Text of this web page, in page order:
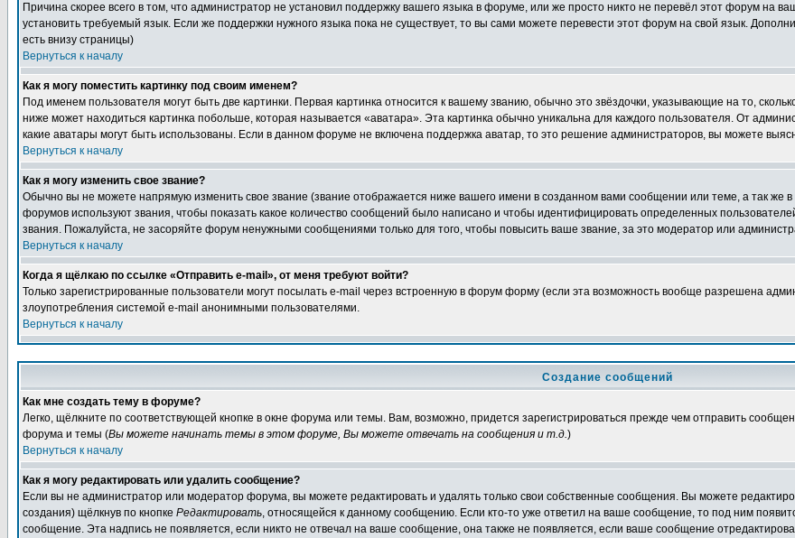
Причина скорее всего в том, что администратор не установил поддержку вашего языка в форуме, или же просто никто не перевёл этот форум на
установить требуемый язык. Если же поддержки нужного языка пока не существует, то вы сами можете перевести этот форум на свой язык.
есть внизу страницы)
Вернуться к началу
Как я могу поместить картинку под своим именем?
Под именем пользователя могут быть две картинки. Первая картинка относится к вашему званию, обычно это звёздочки, указывающие на то,
ниже может находиться картинка побольше, которая называется «аватара». Эта картинка обычно уникальна для каждого пользователя. От
какие аватары могут быть использованы. Если в данном форуме не включена поддержка аватар, то это решение администраторов, вы можете
Вернуться к началу
Как я могу изменить свое звание?
Обычно вы не можете напрямую изменить свое звание (звание отображается ниже вашего имени в созданном вами сообщении или теме, а так же
форумов используют звания, чтобы показать какое количество сообщений было написано и чтобы идентифицировать определенных
звания. Пожалуйста, не засоряйте форум ненужными сообщениями только для того, чтобы повысить ваше звание, за это модератор или
Вернуться к началу
Когда я щёлкаю по ссылке «Отправить e-mail», от меня требуют войти?
Только зарегистрированные пользователи могут посылать e-mail через встроенную в форум форму (если эта возможность вообще разрешена
злоупотребления системой e-mail анонимными пользователями.
Вернуться к началу
Создание сообщений
Как мне создать тему в форуме?
Легко, щёлкните по соответствующей кнопке в окне форума или темы. Вам, возможно, придется зарегистрироваться прежде чем отправить
форума и темы (Вы можете начинать темы в этом форуме, Вы можете отвечать на сообщения и т.д.)
Вернуться к началу
Как я могу редактировать или удалить сообщение?
Если вы не администратор или модератор форума, вы можете редактировать и удалять только свои собственные сообщения. Вы можете
создания) щёлкнув по кнопке Редактировать, относящейся к данному сообщению. Если кто-то уже ответил на ваше сообщение, то под ним
сообщение. Эта надпись не появляется, если никто не отвечал на ваше сообщение, она также не появляется, если ваше сообщение